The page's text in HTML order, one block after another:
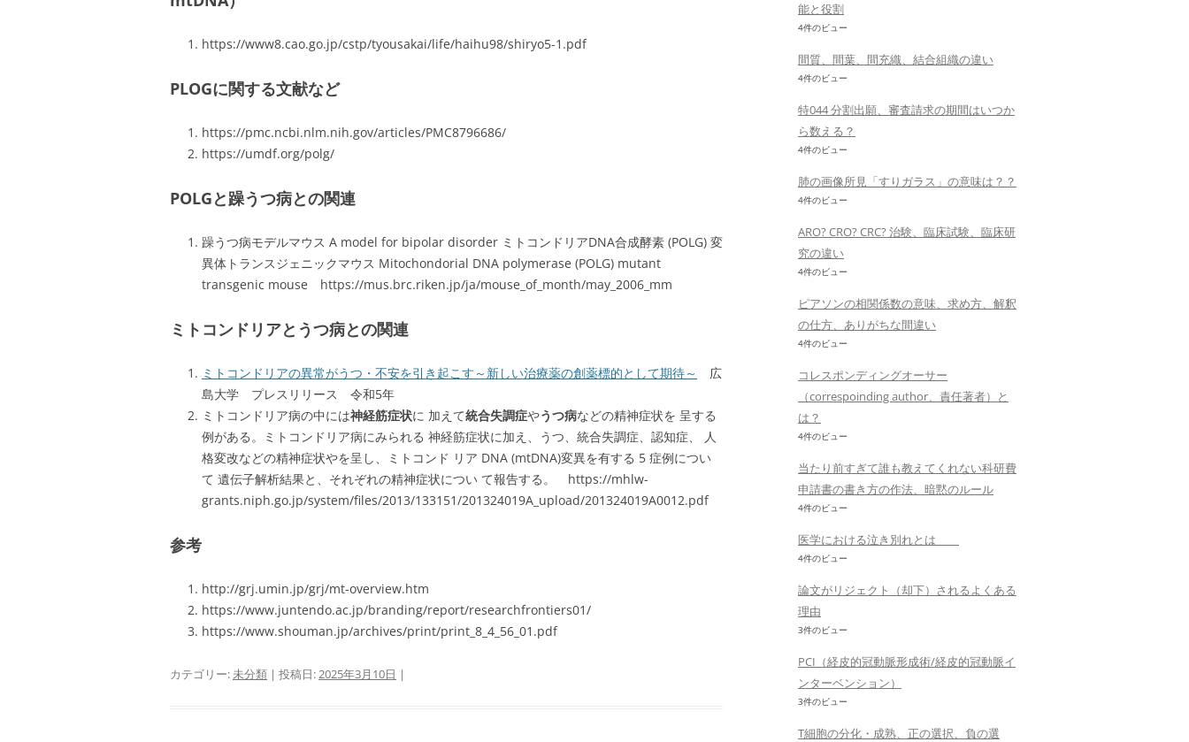
https://www8.cao.go.jp/cstp/tyousakai/life/haihu98/shiryo5-1.pdf
PLOGに関する文献など
https://pmc.ncbi.nlm.nih.gov/articles/PMC8796686/
https://umdf.org/polg/
POLGと躁うつ病との関連
躁うつ病モデルマウス A model for bipolar disorder ミトコンドリアDNA合成酵素 (POLG) 変
異体トランスジェニックマウス Mitochondorial DNA polymerase (POLG) mutant
transgenic mouse https://mus.brc.riken.jp/ja/mouse_of_month/may_2006_mm
ミトコンドリアとうつ病との関連
ミトコンドリアの異常がうつ・不安を引き起こす～新しい治療薬の創薬標的として期待～
広
島大学 プレスリリース 令和5年
ミトコンドリア病の中には神経筋症状に 加えて統合失調症やうつ病などの精神症状を 呈する
例がある。ミトコンドリア病にみられる 神経筋症状に加え、うつ、統合失調症、認知症、 人
格変改などの精神症状やを呈し、ミトコンド リア DNA (mtDNA)変異を有する 5 症例につい
て 遺伝子解析結果と、それぞれの精神症状につい て報告する。 https://mhlw-
grants.niph.go.jp/system/files/2013/133151/201324019A_upload/201324019A0012.pdf
参考
http://grj.umin.jp/grj/mt-overview.htm
https://www.juntendo.ac.jp/branding/report/researchfrontiers01/
https://www.shouman.jp/archives/print/print_8_4_56_01.pdf
カテゴリー:未分類 | 投稿日:2025年3月10日 |
能と役割
4件のビュー
間質、間葉、間充織、結合組織の違い
4件のビュー
特044 分割出願、審査請求の期間はいつか
ら数える？
4件のビュー
肺の画像所見「すりガラス」の意味は？？
4件のビュー
ARO? CRO? CRC? 治験、臨床試験、臨床研
究の違い
4件のビュー
ピアソンの相関係数の意味、求め方、解釈
の仕方、ありがちな間違い
4件のビュー
コレスポンディングオーサー
（correspoinding author、責任著者）と
は？
4件のビュー
当たり前すぎて誰も教えてくれない科研費
申請書の書き方の作法、暗黙のルール
4件のビュー
医学における泣き別れとは
4件のビュー
論文がリジェクト（却下）されるよくある
理由
3件のビュー
PCI（経皮的冠動脈形成術/経皮的冠動脈イ
ンターベンション）
3件のビュー
T細胞の分化・成熟、正の選択、負の選